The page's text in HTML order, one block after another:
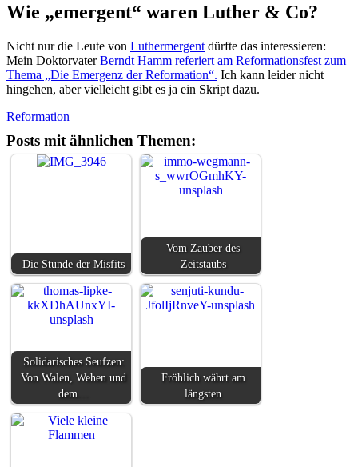
Wie „emergent“ waren Luther & Co?
Nicht nur die Leute von Luthermergent dürfte das interessieren:
Mein DoktorvaterBerndt Hamm referiert am Reformationsfest zum
Thema „Die Emergenz der Reformation“. Ich kann leider nicht
hingehen, aber vielleicht gibt es ja ein Skript dazu.
Reformation
Posts mit ähnlichen Themen:
Die Stunde der Misfits
Vom Zauber des
Zeitstaubs
Solidarisches Seufzen:
Von Walen, Wehen und
dem…
Fröhlich währt am
längsten